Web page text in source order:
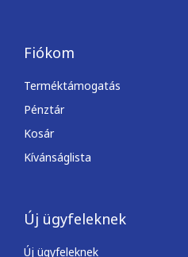
Fiókom
Terméktámogatás
Pénztár
Kosár
Kívánságlista
Új ügyfeleknek
Új ügyfeleknek